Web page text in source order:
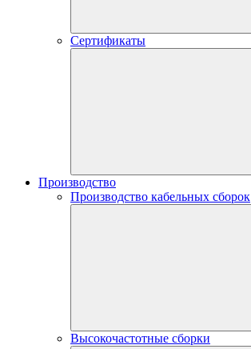
Сертификаты
Производство
Производство кабельных сборок
Высокочастотные сборки